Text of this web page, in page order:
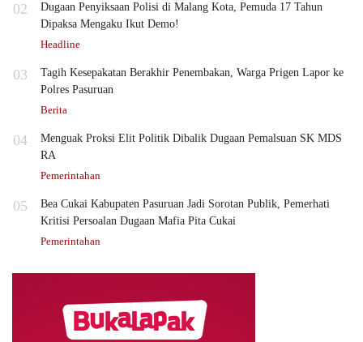
02
Dugaan Penyiksaan Polisi di Malang Kota, Pemuda 17 Tahun
Dipaksa Mengaku Ikut Demo!
Headline
03
Tagih Kesepakatan Berakhir Penembakan, Warga Prigen Lapor ke
Polres Pasuruan
Berita
04
Menguak Proksi Elit Politik Dibalik Dugaan Pemalsuan SK MDS
RA
Pemerintahan
05
Bea Cukai Kabupaten Pasuruan Jadi Sorotan Publik, Pemerhati
Kritisi Persoalan Dugaan Mafia Pita Cukai
Pemerintahan